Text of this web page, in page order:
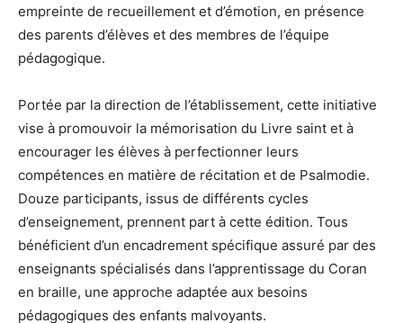
empreinte de recueillement et d’émotion, en présence
des parents d’élèves et des membres de l’équipe
pédagogique.
Portée par la direction de l’établissement, cette initiative
vise à promouvoir la mémorisation du Livre saint et à
encourager les élèves à perfectionner leurs
compétences en matière de récitation et de Psalmodie.
Douze participants, issus de différents cycles
d’enseignement, prennent part à cette édition. Tous
bénéficient d’un encadrement spécifique assuré par des
enseignants spécialisés dans l’apprentissage du Coran
en braille, une approche adaptée aux besoins
pédagogiques des enfants malvoyants.